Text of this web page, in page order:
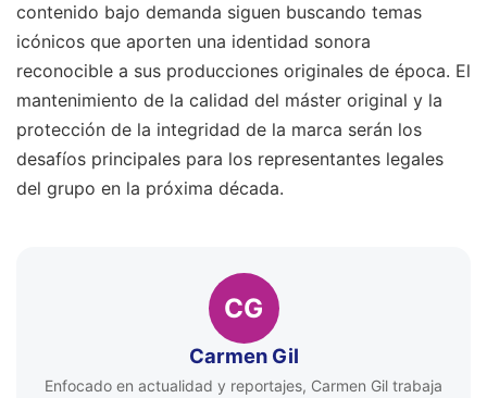
contenido bajo demanda siguen buscando temas
icónicos que aporten una identidad sonora
reconocible a sus producciones originales de época. El
mantenimiento de la calidad del máster original y la
protección de la integridad de la marca serán los
desafíos principales para los representantes legales
del grupo en la próxima década.
CG
Carmen Gil
Enfocado en actualidad y reportajes, Carmen Gil trabaja